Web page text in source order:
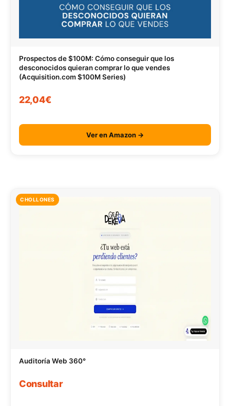
Prospectos de $100M: Cómo conseguir que los
desconocidos quieran comprar lo que vendes
(Acquisition.com $100M Series)
22,04€
Ver en Amazon →
CHOLLONES
Auditoría Web 360°
Consultar